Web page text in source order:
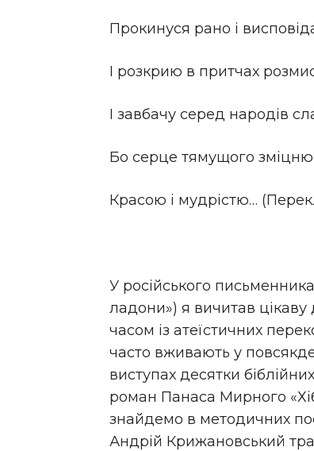
Прокинуся рано і
І розкрию в притчах
І завбачу серед народів
Бо серце тямущого
Красою і мудрістю…
У російського
ладони») я вичитав цікаву
часом із атеїстичних
часто вживають у
виступах десятки
роман Панаса Мирного
знайдемо в методичних
Андрій Крижановський